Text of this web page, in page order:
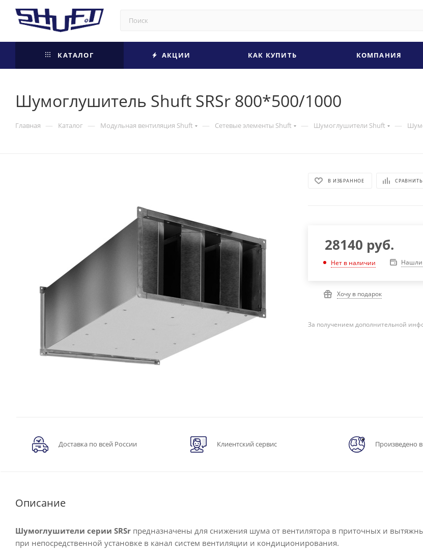
КАТАЛОГ АКЦИИ КАК КУПИТЬ КОМПАНИЯ
Шумоглушитель Shuft SRSr 800*500/1000
Главная — Каталог — Модульная вентиляция Shuft — Сетевые элементы Shuft — Шумоглушители Shuft —
В ИЗБРАННОЕ СРАВНИТЬ
28140 руб.
Нет в наличии Нашли
Хочу в подарок
За получением дополнительной
Доставка по всей России Клиентский сервис Произведено
Описание
Шумоглушители cерии SRSr предназначены для снижения шума от вентилятора в приточных и
при непосредственной установке в канал систем вентиляции и кондиционирования.